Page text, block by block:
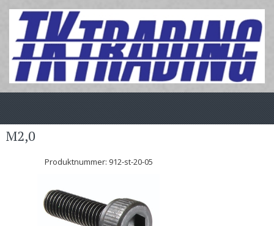
M2,0
Produktnummer: 912-st-20-05